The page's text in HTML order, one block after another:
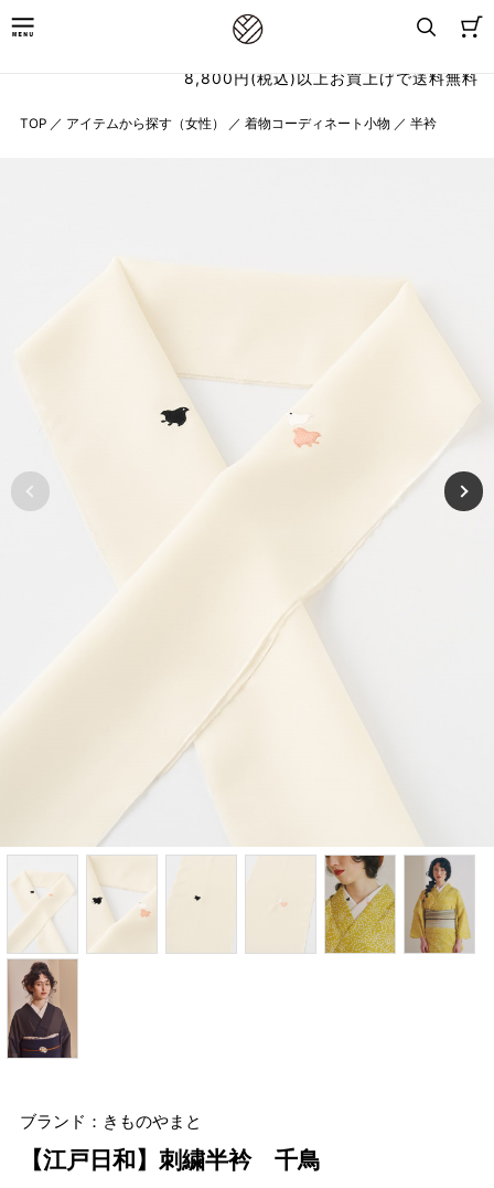
8,800円(税込)以上お買上げで送料無料
TOP ／ アイテムから探す（女性） ／ 着物コーディネート小物 ／ 半衿
ブランド：きものやまと
【江戸日和】刺繍半衿 千鳥